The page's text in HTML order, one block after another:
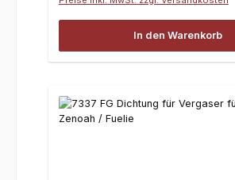
In den Warenkorb